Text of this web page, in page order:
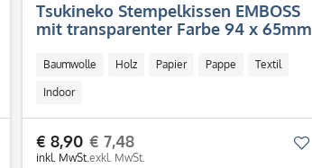
Merken
Tsukineko Stempelkissen EMBOSS
mit transparenter Farbe 94 x 65mm
Baumwolle Holz Papier Pappe Textil
Indoor
€ 8,90
inkl. MwSt.
€ 7,48
exkl. MwSt.